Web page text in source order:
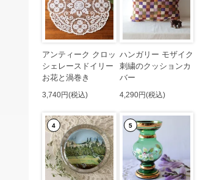
アンティーク クロッ
シェレースドイリー
お花と渦巻き
3,740円(税込)
ハンガリー モザイク
刺繍のクッションカ
バー
4,290円(税込)
4 5